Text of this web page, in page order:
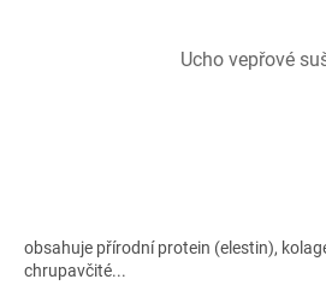
Ucho vepřové
obsahuje přírodní protein (elestin),
chrupavčité...